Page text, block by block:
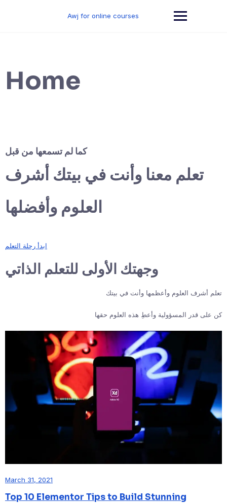
Awj for online courses
Home
كما لم تسمعها من قبل
تعلم معنا وأنت في بيتك أشرف
العلوم وأفضلها
ابدأ رحلة التعلم
وجهتك الأولى للتعلم الذاتي
تعلم أشرف العلوم وأعظمها وأنت في بيتك
كن على قدر المسؤولية وأعطِ هذه العلوم حقها
March 31, 2021
Top 10 Elementor Tips to Build Stunning